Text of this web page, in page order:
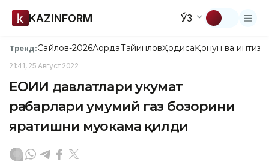
KAZINFORM ЎЗ
Тренд:Сайлов-2026АқордаТайинловҲодисаҚонун ва
21:41, 25 Август 2022
ЕОИИ давлатлари ҳукумат
раҳбарлари умумий газ бозорини
яратишни муҳокама қилди